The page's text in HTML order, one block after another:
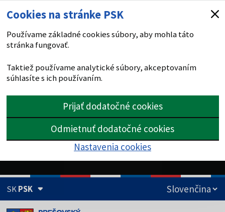
Cookies na stránke PSK
Používame základné cookies súbory, aby mohla táto
stránka fungovať.
Taktiež používame analytické súbory, akceptovaním
súhlasíte s ich používaním.
Prijať dodatočné cookies
Odmietnuť dodatočné cookies
Nastavenia cookies
SKPSK